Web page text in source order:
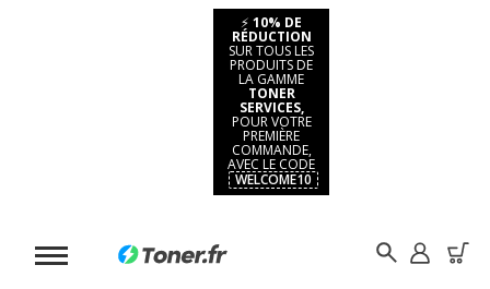
⚡ 10% DE
RÉDUCTION
SUR TOUS LES
PRODUITS DE
LA GAMME
TONER
SERVICES,
POUR VOTRE
PREMIÈRE
COMMANDE,
AVEC LE CODE
WELCOME10